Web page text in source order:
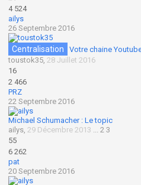
4 524
ailys
26 Septembre 2016
Centralisation
Votre chaine
toustok35,28 Juillet 2016
16
2 466
PRZ
22 Septembre 2016
Michael Schumacher : Le topic
ailys,29 Décembre 2013 ... 2 3
55
6 262
pat
20 Septembre 2016